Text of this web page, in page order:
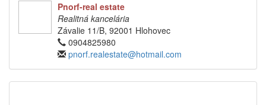
Pnorf-real estate
Realitná kancelária
Závalie 11/B, 92001 Hlohovec
0904825980
pnorf.realestate@hotmail.com